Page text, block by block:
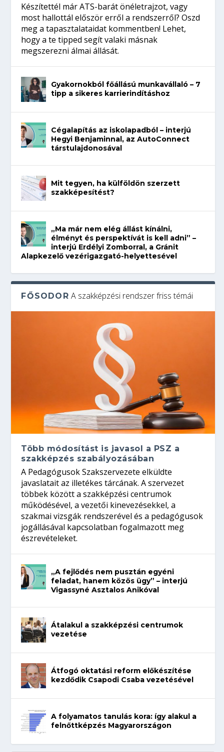
Készítettél már ATS-barát önéletrajzot, vagy
most hallottál először erről a rendszerről? Oszd
meg a tapasztalataidat kommentben! Lehet,
hogy a te tipped segít valaki másnak
megszerezni álmai állását.
Gyakornokból főállású munkavállaló – 7
tipp a sikeres karrierindításhoz
Cégalapítás az iskolapadból – interjú
Hegyi Benjaminnal, az AutoConnect
társtulajdonosával
Mit tegyen, ha külföldön szerzett
szakképesítést?
„Ma már nem elég állást kínálni,
élményt és perspektívát is kell adni” –
interjú Erdélyi Zomborral, a Gránit
Alapkezelő vezérigazgató-helyettesével
FŐSODOR A szakképzési rendszer friss témái
Több módosítást is javasol a PSZ a
szakképzés szabályozásában
A Pedagógusok Szakszervezete elküldte
javaslatait az illetékes tárcának. A szervezet
többek között a szakképzési centrumok
működésével, a vezetői kinevezésekkel, a
szakmai vizsgák rendszerével és a pedagógusok
jogállásával kapcsolatban fogalmazott meg
észrevételeket.
„A fejlődés nem pusztán egyéni
feladat, hanem közös ügy” – interjú
Vigassyné Asztalos Anikóval
Átalakul a szakképzési centrumok
vezetése
Átfogó oktatási reform előkészítése
kezdődik Csapodi Csaba vezetésével
A folyamatos tanulás kora: így alakul a
felnőttképzés Magyarországon